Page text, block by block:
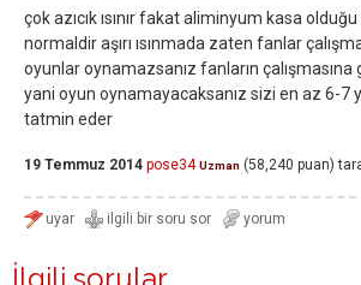
çok azıcık ısınır fakat aliminyum kasa
normaldir aşırı ısınmada zaten fanlar
oyunlar oynamazsanız fanların
yani oyun oynamayacaksanız sizi en az 6-7
tatmin eder
19 Temmuz 2014 pose34 Uzman (58,240 puan)